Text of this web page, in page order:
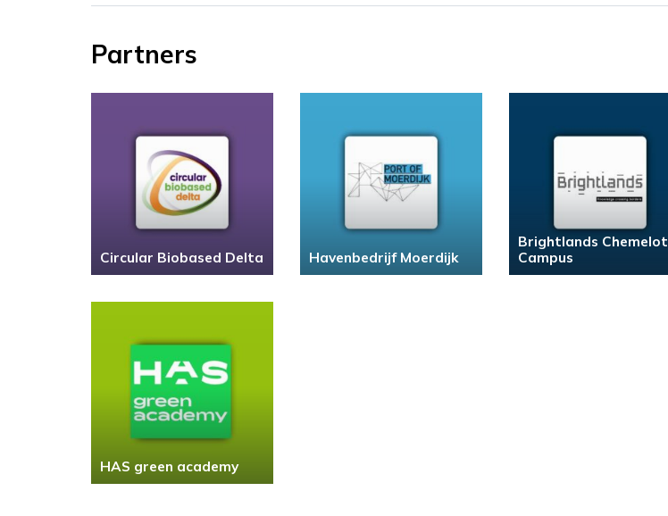
Partners
Circular Biobased Delta Havenbedrijf Moerdijk
Brightlands Chemelot
Campus
HAS green academy